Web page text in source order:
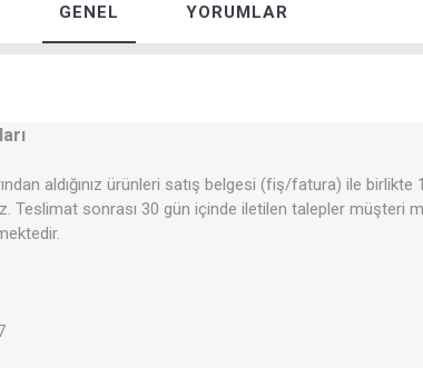
GENEL YORUMLAR
aldığınız ürünleri satış belgesi (fiş/fatura) ile birlikte
Teslimat sonrası 30 gün içinde iletilen talepler müşteri